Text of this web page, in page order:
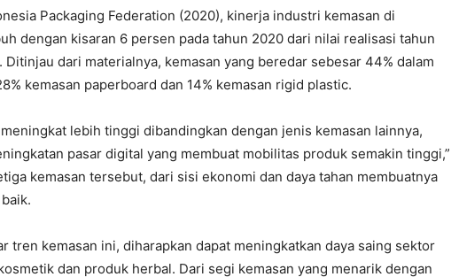
Packaging Federation (2020), kinerja industri kemasan di
dengan kisaran 6 persen pada tahun 2020 dari nilai realisasi tahun
dari materialnya, kemasan yang beredar sebesar 44% dalam
kemasan paperboard dan 14% kemasan rigid plastic.
lebih tinggi dibandingkan dengan jenis kemasan lainnya,
pasar digital yang membuat mobilitas produk semakin tinggi,”
kemasan tersebut, dari sisi ekonomi dan daya tahan membuatnya
tren kemasan ini, diharapkan dapat meningkatkan daya saing sektor
dan produk herbal. Dari segi kemasan yang menarik dengan